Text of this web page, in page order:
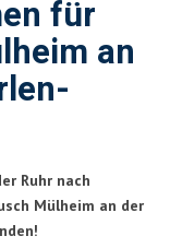
für
an
Ruhr nach
Mülheim an der